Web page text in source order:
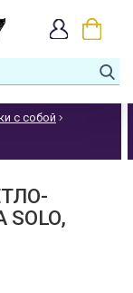
с собой